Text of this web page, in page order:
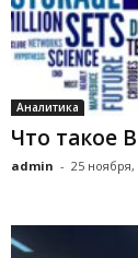
Аналитика
Что такое
admin - 25 ноября,